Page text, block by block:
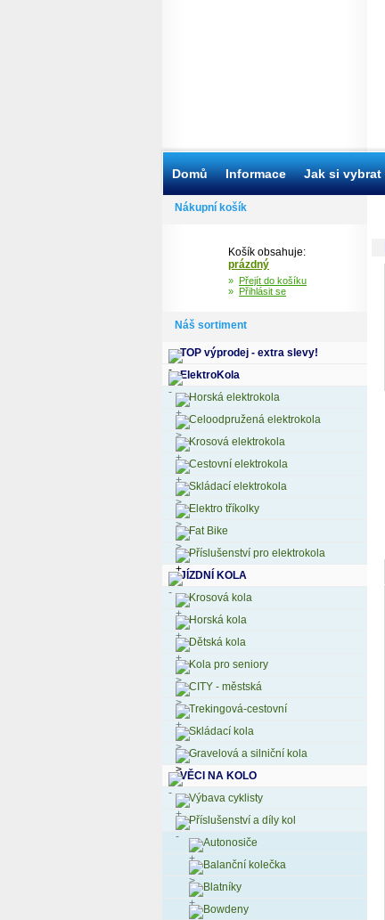
Nákupní košík
Košík obsahuje:
prázdný
» Přejít do košíku
» Přihlásit se
Náš sortiment
TOP výprodej - extra slevy!
ElektroKola
Horská elektrokola
Celoodpružená elektrokola
Krosová elektrokola
Cestovní elektrokola
Skládací elektrokola
Elektro tříkolky
Fat Bike
Příslušenství pro elektrokola
JÍZDNÍ KOLA
Krosová kola
Horská kola
Dětská kola
Kola pro seniory
CITY - městská
Trekingová-cestovní
Skládací kola
Gravelová a silniční kola
VĚCI NA KOLO
Výbava cyklisty
Příslušenství a díly kol
Autonosiče
Balanční kolečka
Blatníky
Bowdeny
Domů Informace Jak si vybrat